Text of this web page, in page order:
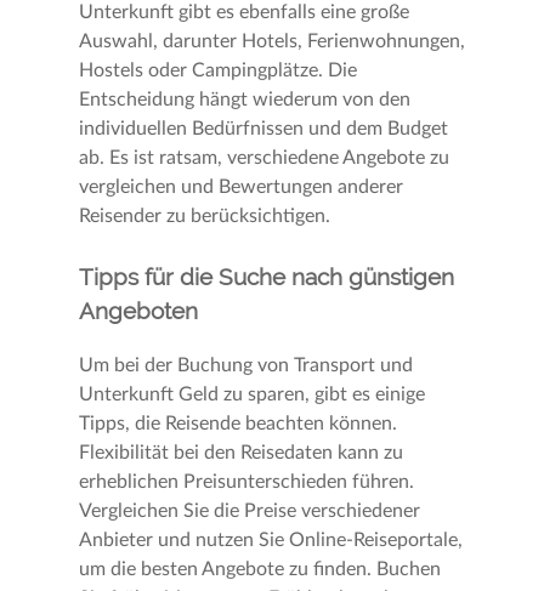
Unterkunft gibt es ebenfalls eine große
Auswahl, darunter Hotels, Ferienwohnungen,
Hostels oder Campingplätze. Die
Entscheidung hängt wiederum von den
individuellen Bedürfnissen und dem Budget
ab. Es ist ratsam, verschiedene Angebote zu
vergleichen und Bewertungen anderer
Reisender zu berücksichtigen.
Tipps für die Suche nach günstigen
Angeboten
Um bei der Buchung von Transport und
Unterkunft Geld zu sparen, gibt es einige
Tipps, die Reisende beachten können.
Flexibilität bei den Reisedaten kann zu
erheblichen Preisunterschieden führen.
Vergleichen Sie die Preise verschiedener
Anbieter und nutzen Sie Online-Reiseportale,
um die besten Angebote zu finden. Buchen